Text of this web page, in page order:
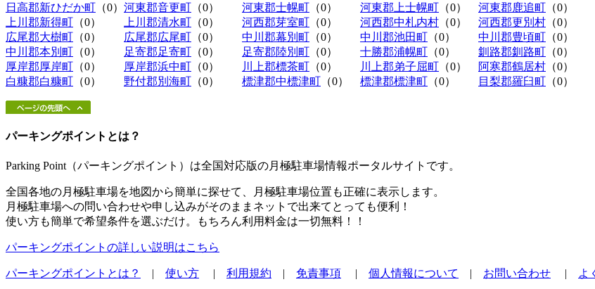
日高郡新ひだか町 （0） 河東郡音更町 （0） 河東郡士幌町 （0） 河東郡上士幌町 （0） 河東郡鹿追町 （0）
上川郡新得町 （0） 上川郡清水町 （0） 河西郡芽室町 （0） 河西郡中札内村 （0） 河西郡更別村 （0）
広尾郡大樹町 （0） 広尾郡広尾町 （0） 中川郡幕別町 （0） 中川郡池田町 （0） 中川郡豊頃町 （0）
中川郡本別町 （0） 足寄郡足寄町 （0） 足寄郡陸別町 （0） 十勝郡浦幌町 （0） 釧路郡釧路町 （0）
厚岸郡厚岸町 （0） 厚岸郡浜中町 （0） 川上郡標茶町 （0） 川上郡弟子屈町 （0） 阿寒郡鶴居村 （0）
白糠郡白糠町 （0） 野付郡別海町 （0） 標津郡中標津町 （0） 標津郡標津町 （0） 目梨郡羅臼町 （0）
パーキングポイントとは？
Parking Point（パーキングポイント）は全国対応版の月極駐車場情報ポータルサイトです。
全国各地の月極駐車場を地図から簡単に探せて、月極駐車場位置も正確に表示します。
月極駐車場への問い合わせや申し込みがそのままネットで出来てとっても便利！
使い方も簡単で希望条件を選ぶだけ。もちろん利用料金は一切無料！！
パーキングポイントの詳しい説明はこちら
パーキングポイントとは？ | 使い方 | 利用規約 | 免責事項 | 個人情報について | お問い合わせ | よ